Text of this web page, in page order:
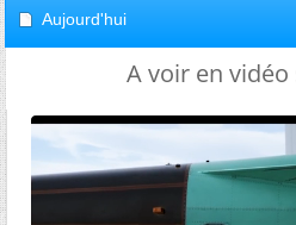
Aujourd'hui
A voir en